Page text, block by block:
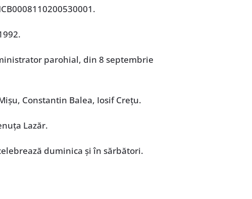
parohial, din 8 septembrie
Constantin Balea, Iosif Crețu.
Lazăr.
duminica și în sărbători.